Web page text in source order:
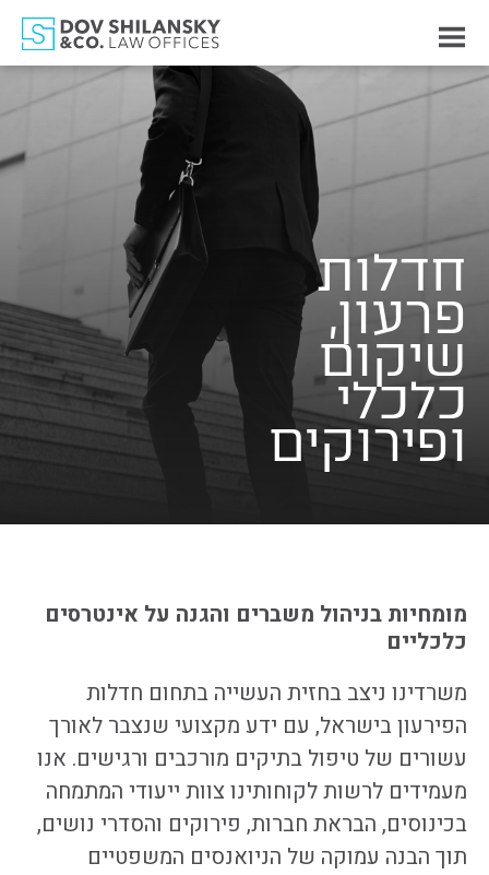
דלג
לתוכן
לחצו
לפתיחת
התפריט
חדלות
פרעון,
שיקום
כלכלי
ופירוקים
מומחיות בניהול משברים והגנה על אינטרסים
כלכליים
משרדינו ניצב בחזית העשייה בתחום חדלות
הפירעון בישראל, עם ידע מקצועי שנצבר לאורך
עשורים של טיפול בתיקים מורכבים ורגישים. אנו
מעמידים לרשות לקוחותינו צוות ייעודי המתמחה
בכינוסים, הבראת חברות, פירוקים והסדרי נושים,
תוך הבנה עמוקה של הניואנסים המשפטיים